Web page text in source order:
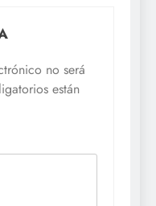
no será
están